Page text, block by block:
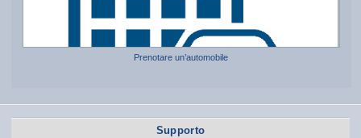
Prenotare un’automobile
Supporto